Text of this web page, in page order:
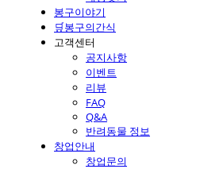
봉구이야기
🛒봉구의간식
고객센터
공지사항
이벤트
리뷰
FAQ
Q&A
반려동물 정보
창업안내
창업문의